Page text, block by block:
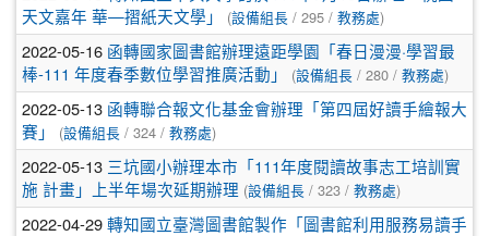
列
表
天文嘉年 華—摺紙天文學」
(設備組長 / 295 / 教務處)
2022-05-16 函轉國家圖書館辦理遠距學園「春日漫漫·學習最
棒-111 年度春季數位學習推廣活動」
(設備組長 / 280 / 教務處)
2022-05-13 函轉聯合報文化基金會辦理「第四屆好讀手繪報大
賽」
(設備組長 / 324 / 教務處)
2022-05-13 三坑國小辦理本市「111年度閱讀故事志工培訓實
施 計畫」上半年場次延期辦理 (設備組長 / 323 / 教務處)
2022-04-29 轉知國立臺灣圖書館製作「圖書館利用服務易讀手